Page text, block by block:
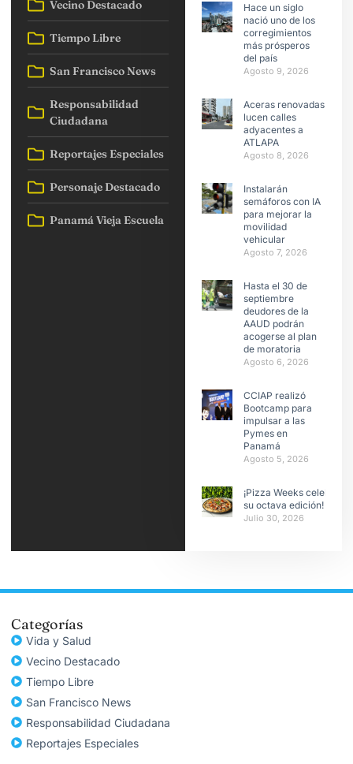
Vecino Destacado
Tiempo Libre
San Francisco News
Responsabilidad
Ciudadana
Reportajes Especiales
Personaje Destacado
Panamá Vieja Escuela
Hace un siglo
nació uno de los
corregimientos
más prósperos
del país
Agosto 9, 2026
Aceras renovadas
lucen calles
adyacentes a
ATLAPA
Agosto 8, 2026
Instalarán
semáforos con IA
para mejorar la
movilidad
vehicular
Agosto 7, 2026
Hasta el 30 de
septiembre
deudores de la
AAUD podrán
acogerse al plan
de moratoria
Agosto 6, 2026
CCIAP realizó
Bootcamp para
impulsar a las
Pymes en
Panamá
Agosto 5, 2026
¡Pizza Weeks celebra
su octava edición!
Julio 30, 2026
Categorías
Vida y Salud
Vecino Destacado
Tiempo Libre
San Francisco News
Responsabilidad Ciudadana
Reportajes Especiales